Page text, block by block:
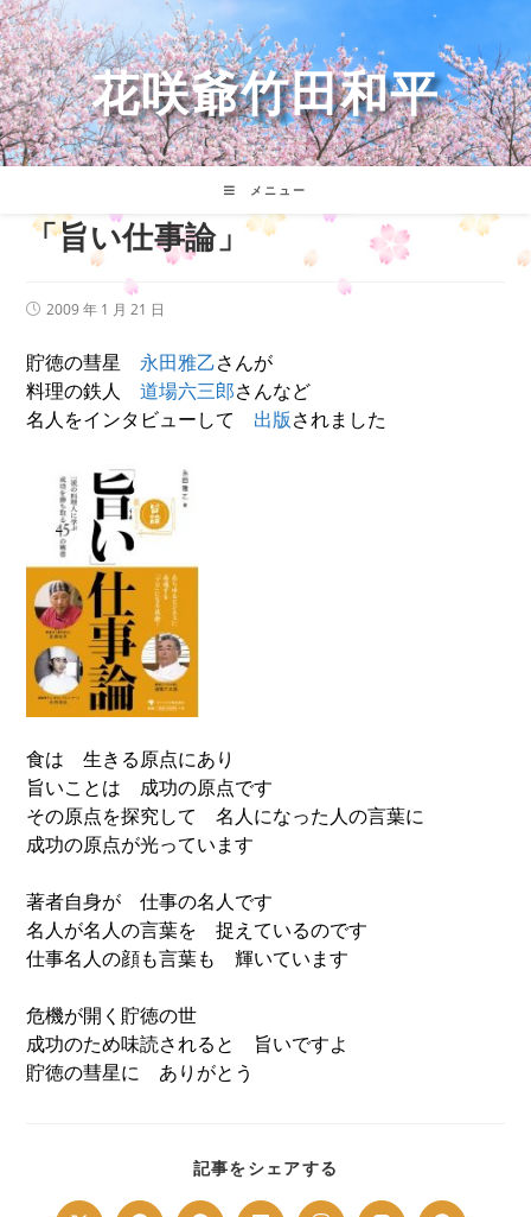
コ
ン
テ
ン
ツ
へ
ス
花咲爺竹田和平
メニュー
「旨い仕事論」
投
開
日:
2009 年 1 月 21 日
貯徳の彗星 永田雅乙さんが
料理の鉄人道場六三郎さんなど
名人をインタビューして 出版 されました
食は 生きる原点にあり
旨いことは 成功の原点です
その原点を探究して 名人になった人の言葉に
成功の原点が光っています
著者自身が 仕事の名人です
名人が名人の言葉を 捉えているのです
仕事名人の顔も言葉も 輝いています
危機が開く貯徳の世
成功のため味読されると 旨いですよ
貯徳の彗星に ありがとう
記事をシェアする
CONTENT